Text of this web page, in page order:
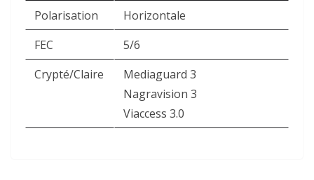
Polarisation
Horizontale
FEC
5/6
Crypté/Claire
Mediaguard 3
Nagravision 3
Viaccess 3.0